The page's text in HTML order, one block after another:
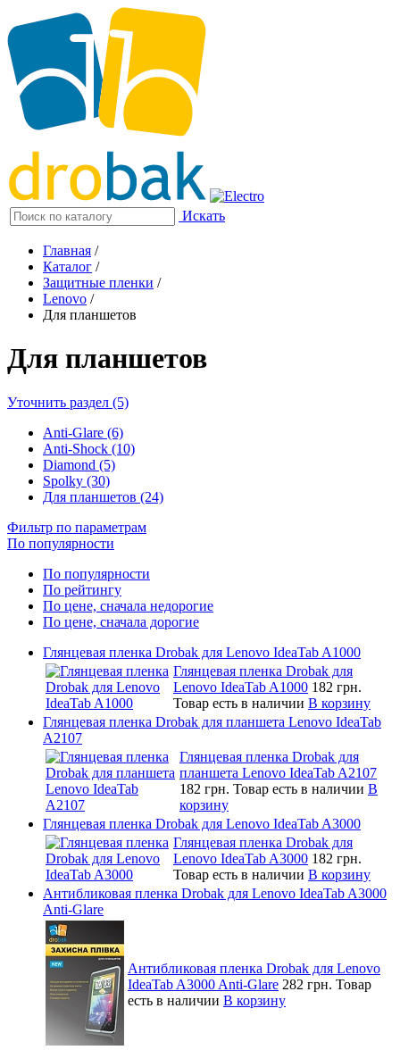
Искать
Главная /
Каталог /
Защитные пленки /
Lenovo /
Для планшетов
Для планшетов
Уточнить раздел (5)
Anti-Glare (6)
Anti-Shock (10)
Diamond (5)
Spolky (30)
Для планшетов (24)
Фильтр по параметрам
По популярности
По популярности
По рейтингу
По цене, сначала недорогие
По цене, сначала дорогие
Глянцевая пленка Drobak для Lenovo IdeaTab A1000
Глянцевая пленка Drobak для
Lenovo IdeaTab A1000 182 грн.
Товар есть в наличии В корзину
Глянцевая пленка Drobak для планшета Lenovo IdeaTab
A2107
Глянцевая пленка Drobak для
планшета Lenovo IdeaTab A2107
182 грн. Товар есть в наличии В
корзину
Глянцевая пленка Drobak для Lenovo IdeaTab A3000
Глянцевая пленка Drobak для
Lenovo IdeaTab A3000 182 грн.
Товар есть в наличии В корзину
Антибликовая пленка Drobak для Lenovo IdeaTab A3000
Anti-Glare
Антибликовая пленка Drobak для Lenovo
IdeaTab A3000 Anti-Glare 282 грн. Товар
есть в наличии В корзину